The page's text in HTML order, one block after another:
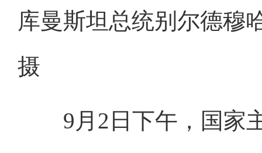
库曼斯坦总统别尔德穆
摄
9月2日下午，国家主